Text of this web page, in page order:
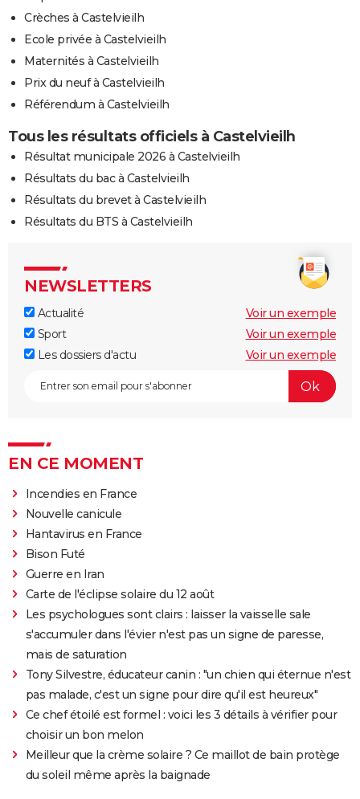
Crèches à Castelvieilh
Ecole privée à Castelvieilh
Maternités à Castelvieilh
Prix du neuf à Castelvieilh
Référendum à Castelvieilh
Tous les résultats officiels à Castelvieilh
Résultat municipale 2026 à Castelvieilh
Résultats du bac à Castelvieilh
Résultats du brevet à Castelvieilh
Résultats du BTS à Castelvieilh
NEWSLETTERS
Actualité
Voir un exemple
Sport
Voir un exemple
Les dossiers d'actu
Voir un exemple
EN CE MOMENT
Incendies en France
Nouvelle canicule
Hantavirus en France
Bison Futé
Guerre en Iran
Carte de l'éclipse solaire du 12 août
Les psychologues sont clairs : laisser la vaisselle sale
s'accumuler dans l'évier n'est pas un signe de paresse,
mais de saturation
Tony Silvestre, éducateur canin : "un chien qui éternue n'est
pas malade, c'est un signe pour dire qu'il est heureux"
Ce chef étoilé est formel : voici les 3 détails à vérifier pour
choisir un bon melon
Meilleur que la crème solaire ? Ce maillot de bain protège
du soleil même après la baignade